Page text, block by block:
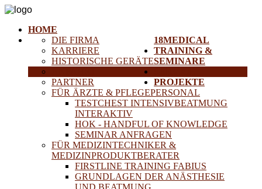
HOME
18MEDICAL
DIE FIRMA
KARRIERE
HISTORISCHE GERÄTE
PARTNER
TRAINING &
SEMINARE
FÜR ÄRZTE & PFLEGEPERSONAL
TESTCHEST INTENSIVBEATMUNG
INTERAKTIV
HOK - HANDFUL OF KNOWLEDGE
SEMINAR ANFRAGEN
FÜR MEDIZINTECHNIKER &
MEDIZINPRODUKTBERATER
FIRSTLINE TRAINING FABIUS
GRUNDLAGEN DER ANÄSTHESIE
UND BEATMUNG
PROJEKTE